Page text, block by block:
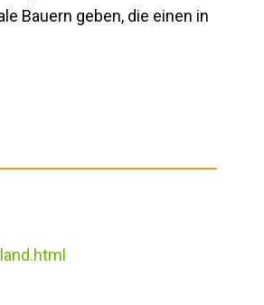
Bauern geben, die einen in